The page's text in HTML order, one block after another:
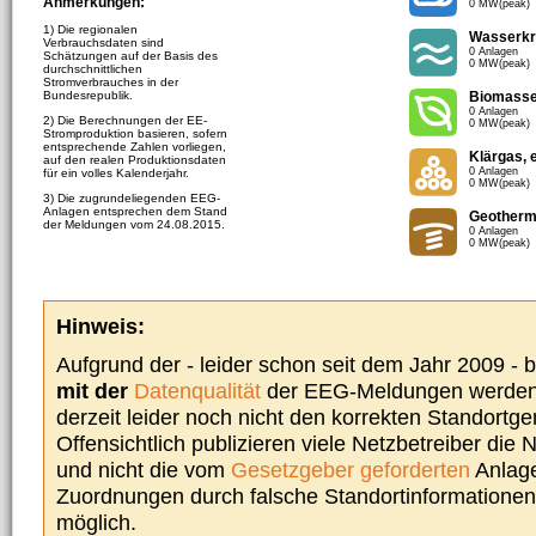
1) Die regionalen
Verbrauchsdaten sind
Schätzungen auf der Basis des
durchschnittlichen
Stromverbrauches in der
Bundesrepublik.
2) Die Berechnungen der EE-
Stromproduktion basieren, sofern
entsprechende Zahlen vorliegen,
auf den realen Produktionsdaten
für ein volles Kalenderjahr.
3) Die zugrundeliegenden EEG-
Anlagen entsprechen dem Stand
der Meldungen vom 24.08.2015.
0 MW(peak)
0 Anlagen
0 MW(peak)
0 Anlagen
0 MW(peak)
Klärgas,
0 Anlagen
0 MW(peak)
0 Anlagen
0 MW(peak)
Hinweis:
Aufgrund der - leider schon seit dem Jahr 2009 -
mit der Datenqualität der EEG-Meldungen
derzeit leider noch nicht den korrekten
Offensichtlich publizieren viele Netzbetreiber die
und nicht die vom Gesetzgeber geforderten
Zuordnungen durch falsche
möglich.